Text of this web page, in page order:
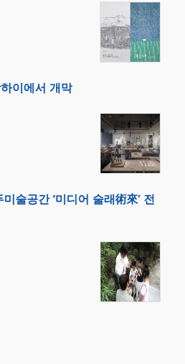
이에서 개막
술공간 ‘미디어 술래術來’ 전